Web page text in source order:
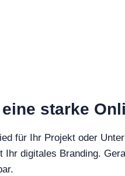
starke
für Ihr Projekt oder
digitales Branding.